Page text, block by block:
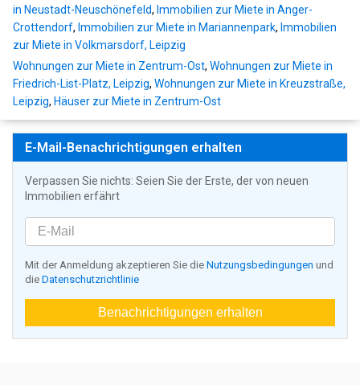
in Neustadt-Neuschönefeld, Immobilien zur Miete in Anger-
Crottendorf, Immobilien zur Miete in Mariannenpark, Immobilien
zur Miete in Volkmarsdorf, Leipzig
Wohnungen zur Miete in Zentrum-Ost, Wohnungen zur Miete in
Friedrich-List-Platz, Leipzig, Wohnungen zur Miete in Kreuzstraße,
Leipzig, Häuser zur Miete in Zentrum-Ost
E-Mail-Benachrichtigungen erhalten
Verpassen Sie nichts: Seien Sie der Erste, der von neuen
Immobilien erfährt
Mit der Anmeldung akzeptieren Sie die Nutzungsbedingungen und
die Datenschutzrichtlinie
Benachrichtigungen erhalten